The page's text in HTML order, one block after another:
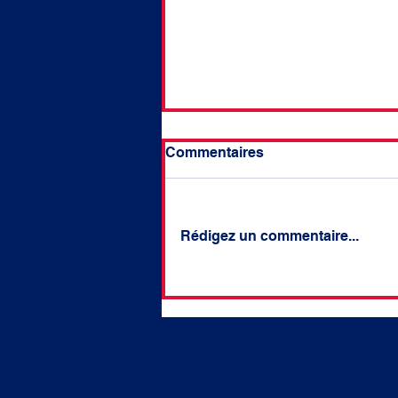
nécessaire adaptation de
la réponse pénale aux
Commentaires
Rédigez un commentaire...